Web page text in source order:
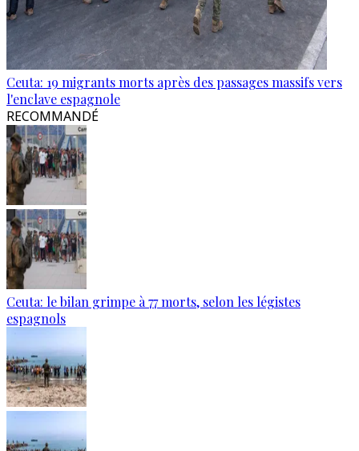
Ceuta: 19 migrants morts après des passages massifs vers
l'enclave espagnole
RECOMMANDÉ
Ceuta: le bilan grimpe à 77 morts, selon les légistes
espagnols